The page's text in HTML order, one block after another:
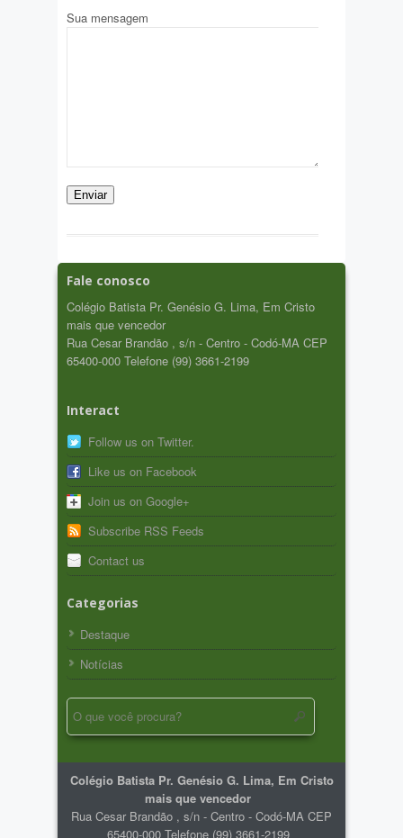
Sua mensagem
Fale conosco
Colégio Batista Pr. Genésio G. Lima, Em Cristo
mais que vencedor
Rua Cesar Brandão , s/n - Centro - Codó-MA CEP
65400-000 Telefone (99) 3661-2199
Interact
Follow us on Twitter.
Like us on Facebook
Join us on Google+
Subscribe RSS Feeds
Contact us
Categorias
Destaque
Notícias
Colégio Batista Pr. Genésio G. Lima, Em Cristo
mais que vencedor
Rua Cesar Brandão , s/n - Centro - Codó-MA CEP
65400-000 Telefone (99) 3661-2199